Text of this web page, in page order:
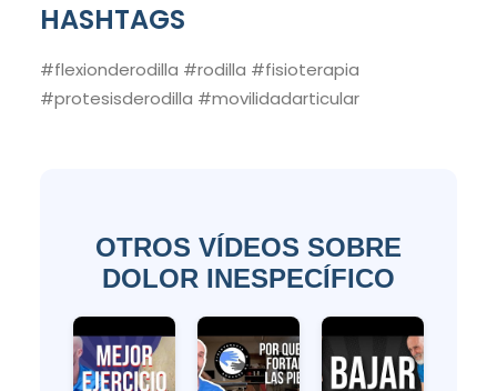
HASHTAGS
#flexionderodilla #rodilla #fisioterapia
#protesisderodilla #movilidadarticular
OTROS VÍDEOS SOBRE
DOLOR INESPECÍFICO